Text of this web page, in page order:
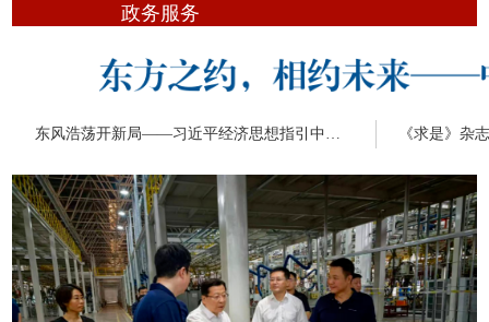
息
航
政务服务